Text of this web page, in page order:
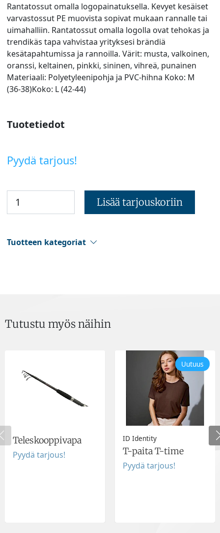
Rantatossut omalla logopainatuksella. Kevyet kesäiset
varvastossut PE muovista sopivat mukaan rannalle tai
uimahalliin. Rantatossut omalla logolla ovat tehokas ja
trendikäs tapa vahvistaa yrityksesi brändiä
kesätapahtumissa ja rannoilla. Värit: musta, valkoinen,
oranssi, keltainen, pinkki, sininen, vihreä, punainen
Materiaali: Polyetyleenipohja ja PVC-hihna Koko: M
(36-38)Koko: L (42-44)
Tuotetiedot
Pyydä tarjous!
Lisää tarjouskoriin
Tuotteen kategoriat
Tutustu myös näihin
Teleskooppivapa
Pyydä tarjous!
Uutuus
ID Identity
T-paita T-time
Pyydä tarjous!